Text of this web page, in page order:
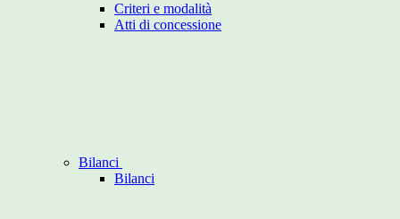
Criteri e modalità
Atti di concessione
Bilanci
Bilanci